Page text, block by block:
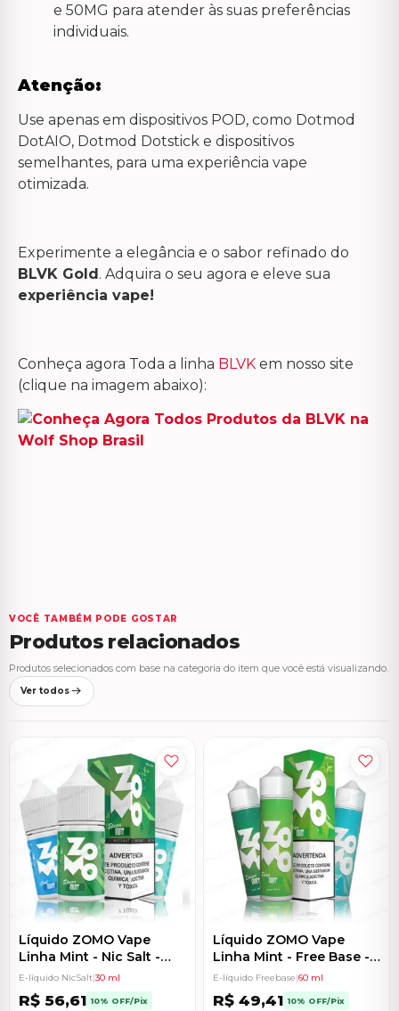
e 50MG para atender às suas preferências
individuais.
Atenção:
Use apenas em dispositivos POD, como Dotmod
DotAIO, Dotmod Dotstick e dispositivos
semelhantes, para uma experiência vape
otimizada.
Experimente a elegância e o sabor refinado do
BLVK Gold. Adquira o seu agora e eleve sua
experiência vape!
Conheça agora Toda a linha BLVK em nosso site
(clique na imagem abaixo):
VOCÊ TAMBÉM PODE GOSTAR
Produtos relacionados
Produtos selecionados com base na categoria do item que você está visualizando.
Ver todos
Líquido ZOMO Vape
Linha Mint - Nic Salt -
30ml - 20mg
E-líquido NicSalt|30 ml
R$ 56,61 10% OFF/Pix
Líquido ZOMO Vape
Linha Mint - Free Base -
60ml - 3mg
E-líquido Freebase|60 ml
R$ 49,41 10% OFF/Pix